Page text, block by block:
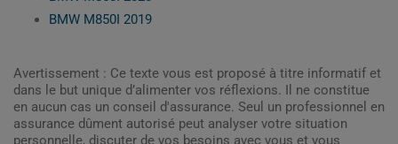
BMW M850I 2019
Avertissement : Ce texte vous est proposé à titre informatif et
dans le but unique d’alimenter vos réflexions. Il ne constitue
en aucun cas un conseil d'assurance. Seul un professionnel en
assurance dûment autorisé peut analyser votre situation
personnelle, discuter de vos besoins avec vous et vous